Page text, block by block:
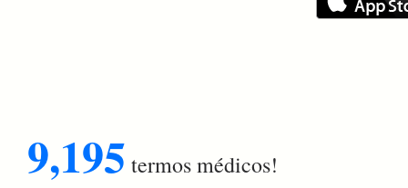
9,195 termos médicos!